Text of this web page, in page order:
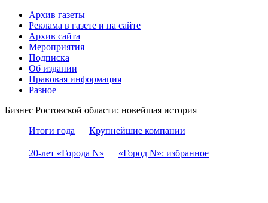
Архив газеты
Реклама в газете и на сайте
Архив сайта
Мероприятия
Подписка
Об издании
Правовая информация
Разное
Бизнес Ростовской области: новейшая история
Итоги года
Крупнейшие компании
20-лет «Города N» «Город N»: избранное